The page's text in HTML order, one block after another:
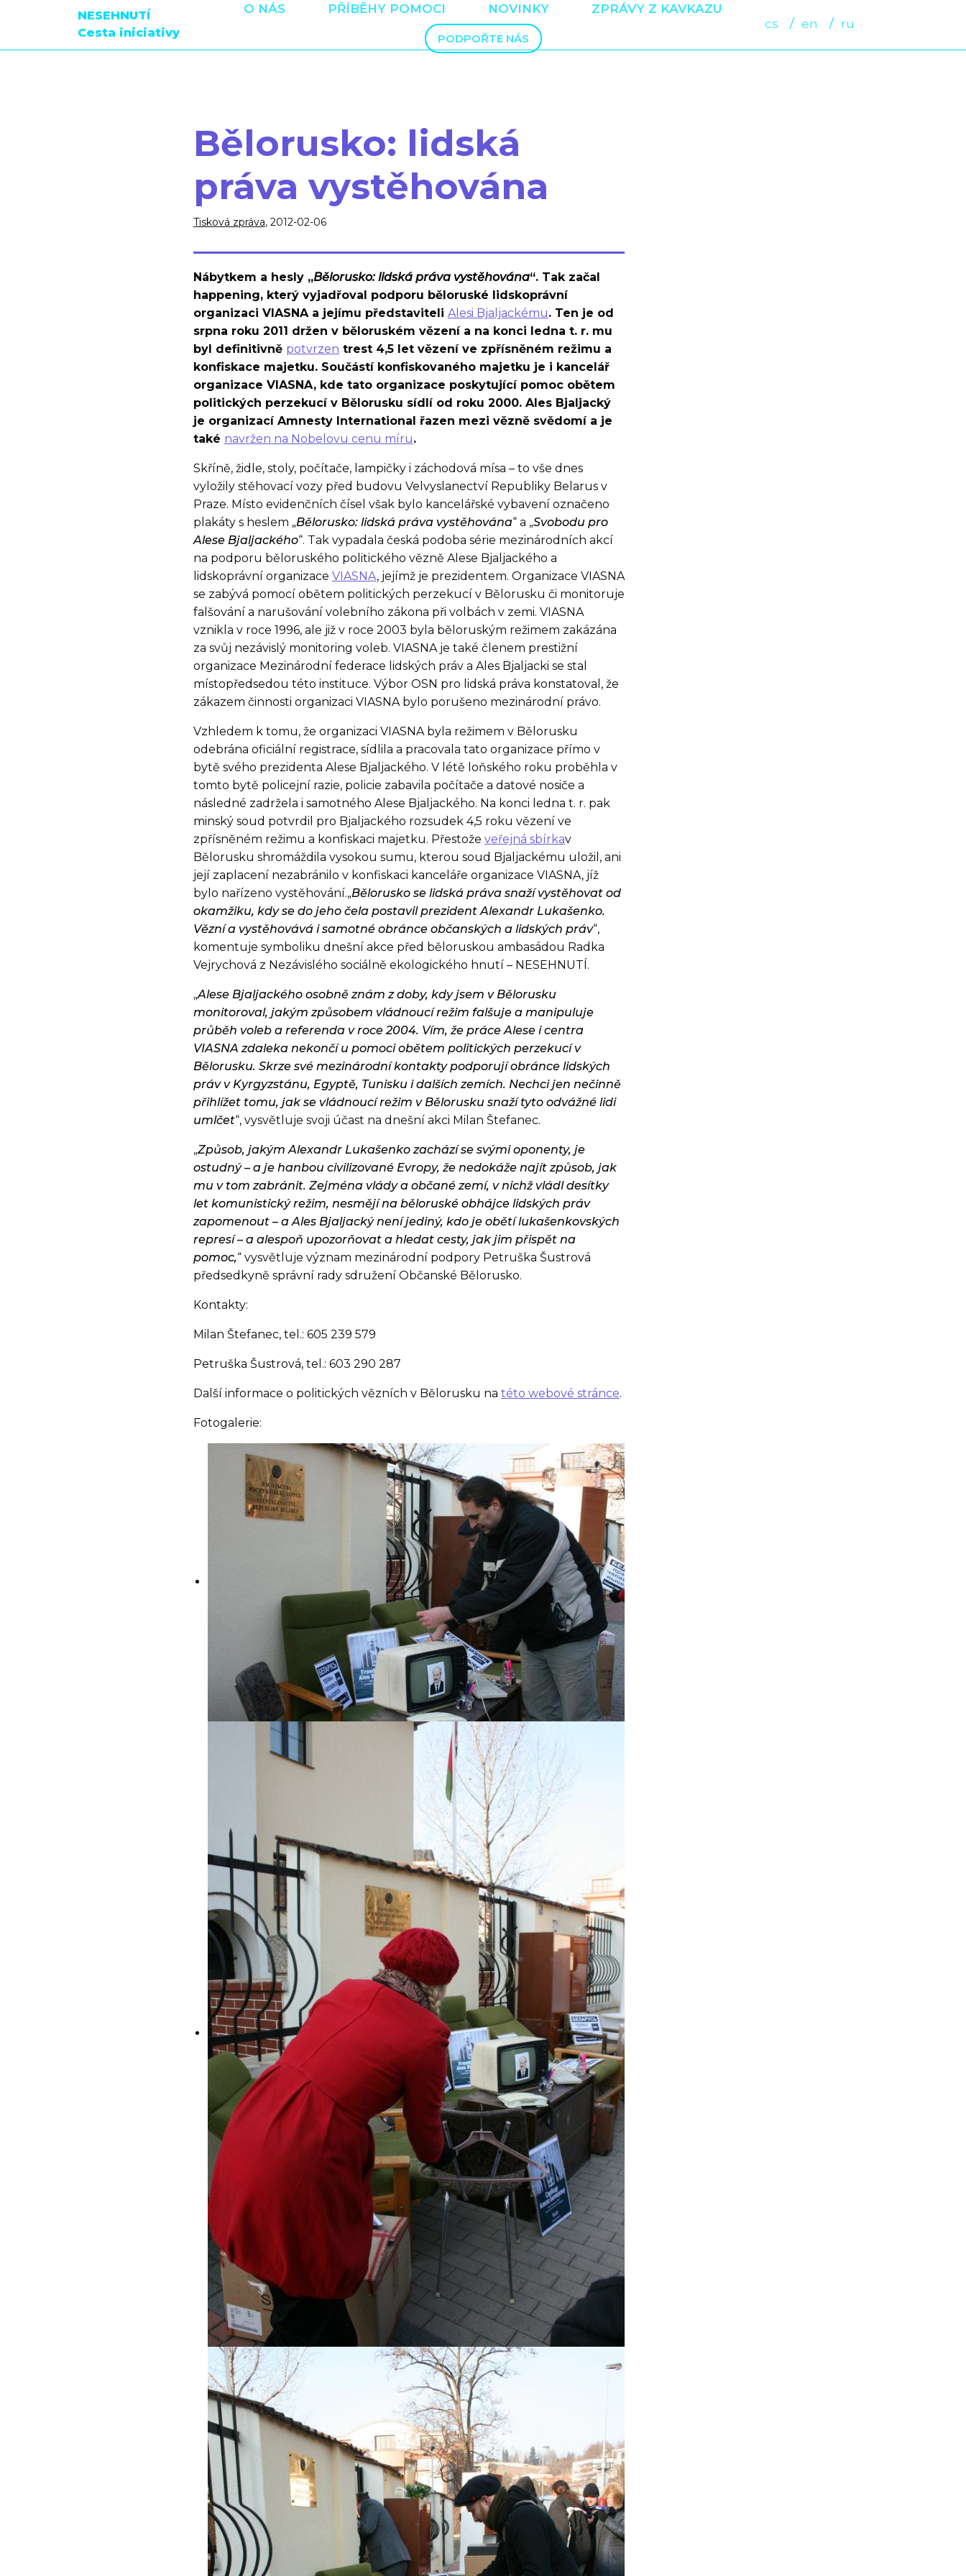
NESEHNUTÍ
Cesta iniciativy
O NÁS PŘÍBĚHY POMOCI NOVINKY ZPRÁVY Z KAVKAZU
PODPOŘTE NÁS
cs en ru
Bělorusko: lidská
práva vystěhována
Tisková zpráva, 2012-02-06
Nábytkem a hesly „Bělorusko: lidská práva vystěhována“. Tak začal
happening, který vyjadřoval podporu běloruské lidskoprávní
organizaci VIASNA a jejímu představiteli Alesi Bjaljackému. Ten je od
srpna roku 2011 držen v běloruském vězení a na konci ledna t. r. mu
byl definitivně potvrzen trest 4,5 let vězení ve zpřísněném režimu a
konfiskace majetku. Součástí konfiskovaného majetku je i kancelář
organizace VIASNA, kde tato organizace poskytující pomoc obětem
politických perzekucí v Bělorusku sídlí od roku 2000. Ales Bjaljacký
je organizací Amnesty International řazen mezi vězně svědomí a je
také navržen na Nobelovu cenu míru.
Skříně, židle, stoly, počítače, lampičky i záchodová mísa – to vše dnes
vyložily stěhovací vozy před budovu Velvyslanectví Republiky Belarus v
Praze. Místo evidenčních čísel však bylo kancelářské vybavení označeno
plakáty s heslem „Bělorusko: lidská práva vystěhována“ a „Svobodu pro
Alese Bjaljackého“. Tak vypadala česká podoba série mezinárodních akcí
na podporu běloruského politického vězně Alese Bjaljackého a
lidskoprávní organizace VIASNA, jejímž je prezidentem. Organizace VIASNA
se zabývá pomocí obětem politických perzekucí v Bělorusku či monitoruje
falšování a narušování volebního zákona při volbách v zemi. VIASNA
vznikla v roce 1996, ale již v roce 2003 byla běloruským režimem zakázána
za svůj nezávislý monitoring voleb. VIASNA je také členem prestižní
organizace Mezinárodní federace lidských práv a Ales Bjaljacki se stal
místopředsedou této instituce. Výbor OSN pro lidská práva konstatoval, že
zákazem činnosti organizaci VIASNA bylo porušeno mezinárodní právo.
Vzhledem k tomu, že organizaci VIASNA byla režimem v Bělorusku
odebrána oficiální registrace, sídlila a pracovala tato organizace přímo v
bytě svého prezidenta Alese Bjaljackého. V létě loňského roku proběhla v
tomto bytě policejní razie, policie zabavila počítače a datové nosiče a
následné zadržela i samotného Alese Bjaljackého. Na konci ledna t. r. pak
minský soud potvrdil pro Bjaljackého rozsudek 4,5 roku vězení ve
zpřísněném režimu a konfiskaci majetku. Přestože veřejná sbírkav
Bělorusku shromáždila vysokou sumu, kterou soud Bjaljackému uložil, ani
její zaplacení nezabránilo v konfiskaci kanceláře organizace VIASNA, jíž
bylo nařízeno vystěhování.„Bělorusko se lidská práva snaží vystěhovat od
okamžiku, kdy se do jeho čela postavil prezident Alexandr Lukašenko.
Vězní a vystěhovává i samotné obránce občanských a lidských práv“,
komentuje symboliku dnešní akce před běloruskou ambasádou Radka
Vejrychová z Nezávislého sociálně ekologického hnutí – NESEHNUTÍ.
„Alese Bjaljackého osobně znám z doby, kdy jsem v Bělorusku
monitoroval, jakým způsobem vládnoucí režim falšuje a manipuluje
průběh voleb a referenda v roce 2004. Vím, že práce Alese i centra
VIASNA zdaleka nekončí u pomoci obětem politických perzekucí v
Bělorusku. Skrze své mezinárodní kontakty podporují obránce lidských
práv v Kyrgyzstánu, Egyptě, Tunisku i dalších zemích. Nechci jen nečinně
přihlížet tomu, jak se vládnoucí režim v Bělorusku snaží tyto odvážné lidi
umlčet“, vysvětluje svoji účast na dnešní akci Milan Štefanec.
„Způsob, jakým Alexandr Lukašenko zachází se svými oponenty, je
ostudný – a je hanbou civilizované Evropy, že nedokáže najít způsob, jak
mu v tom zabránit. Zejména vlády a občané zemí, v nichž vládl desítky
let komunistický režim, nesmějí na běloruské obhájce lidských práv
zapomenout – a Ales Bjaljacký není jediný, kdo je obětí lukašenkovských
represí – a alespoň upozorňovat a hledat cesty, jak jim přispět na
pomoc,“ vysvětluje význam mezinárodní podpory Petruška Šustrová
předsedkyně správní rady sdružení Občanské Bělorusko.
Kontakty:
Milan Štefanec, tel.: 605 239 579
Petruška Šustrová, tel.: 603 290 287
Další informace o politických vězních v Bělorusku na této webové stránce.
Fotogalerie: